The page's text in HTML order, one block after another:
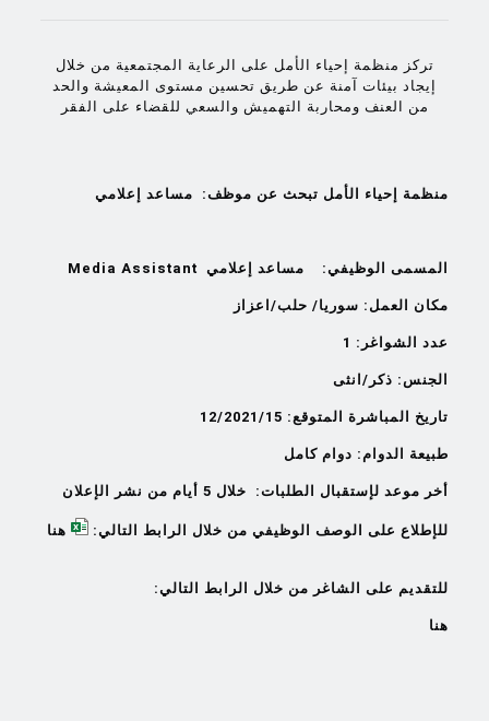
تركز منظمة إحياء الأمل على الرعاية المجتمعية من خلال
إيجاد بيئات آمنة عن طريق تحسين مستوى المعيشة والحد
من العنف ومحاربة التهميش والسعي للقضاء على الفقر
منظمة إحياء الأمل تبحث عن موظف: مساعد إعلامي
المسمى الوظيفي: مساعد إعلامي Media Assistant
مكان العمل: سوريا/ حلب/اعزاز
عدد الشواغر: 1
الجنس: ذكر/انثى
تاريخ المباشرة المتوقع: 15
/12/2021
طبيعة الدوام: دوام كامل
أخر موعد لإستقبال الطلبات: خلال 5أيام من نشر الإعلان
للإطلاع على الوصف الوظيفي من خلال الرابط التالي:
هنا
للتقديم على الشاغر من خلال الرابط التالي:
هنا